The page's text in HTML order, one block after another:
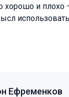
хорошо и плохо
Ефременков